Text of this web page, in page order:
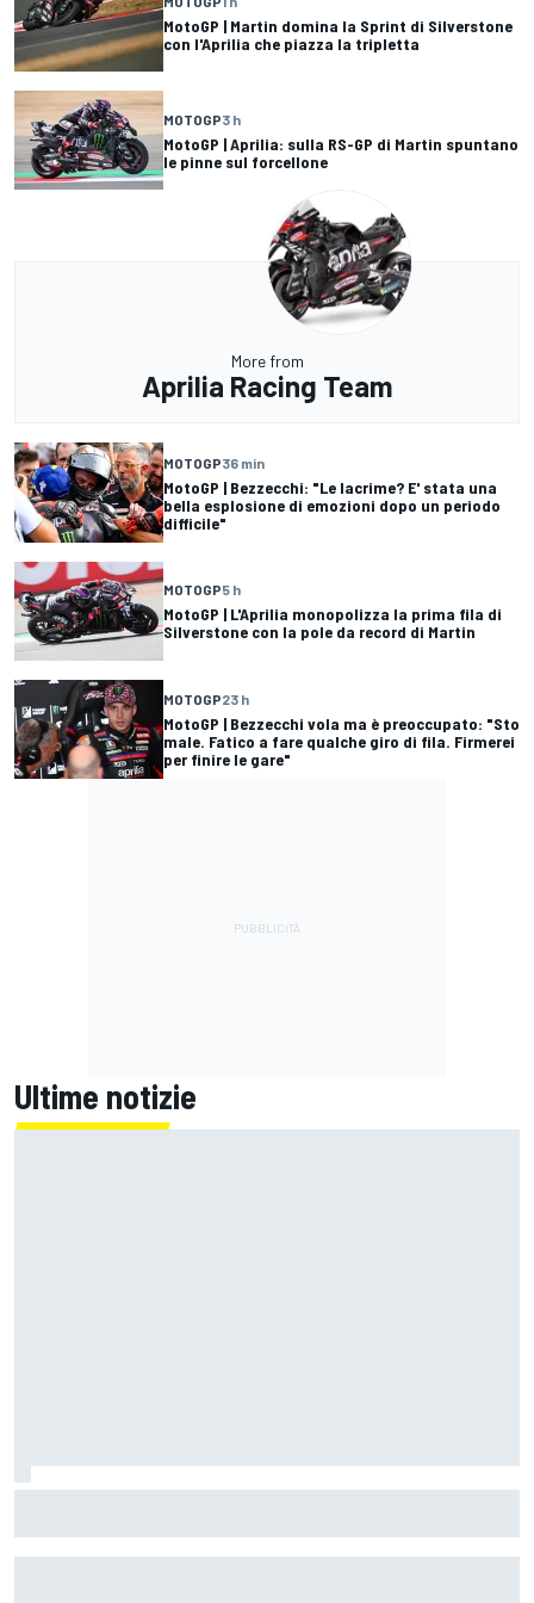
MotoGP | Martin domina la Sprint di Silverstone
con l'Aprilia che piazza la tripletta
MOTOGP3 h
MotoGP | Aprilia: sulla RS-GP di Martin spuntano
le pinne sul forcellone
More from
Aprilia Racing Team
MOTOGP36 min
MotoGP | Bezzecchi: "Le lacrime? E' stata una
bella esplosione di emozioni dopo un periodo
difficile"
MOTOGP5 h
MotoGP | L'Aprilia monopolizza la prima fila di
Silverstone con la pole da record di Martin
MOTOGP23 h
MotoGP | Bezzecchi vola ma è preoccupato: "Sto
male. Fatico a fare qualche giro di fila. Firmerei
per finire le gare"
Ultime notizie